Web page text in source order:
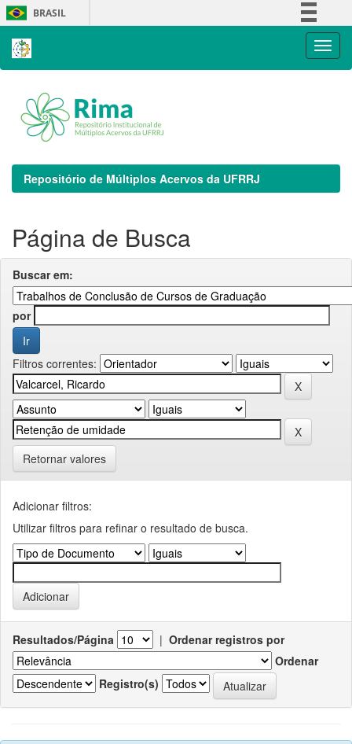
Skip
navigation
BRASIL
Repositório de Múltiplos Acervos da UFRRJ
Página de Busca
Buscar em:
por
Filtros correntes:
Retornar valores
Adicionar filtros:
Utilizar filtros para refinar o resultado de busca.
Resultados/Página | Ordenar registros por
Ordenar
Registro(s)